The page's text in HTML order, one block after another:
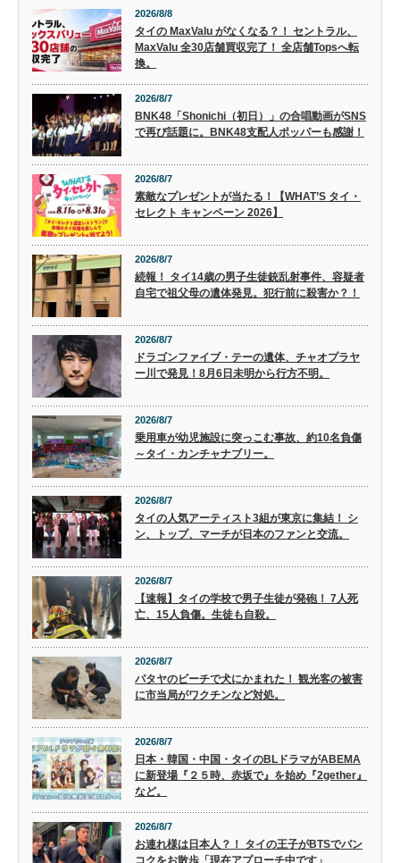
2026/8/8
タイの MaxValu がなくなる？！ セントラル、
MaxValu 全30店舗買収完了！ 全店舗Topsへ転
換。
2026/8/7
BNK48「Shonichi（初日）」の合唱動画がSNS
で再び話題に。BNK48支配人ポッパーも感謝！
2026/8/7
素敵なプレゼントが当たる！【WHAT’S タイ・
セレクト キャンペーン 2026】
2026/8/7
続報！ タイ14歳の男子生徒銃乱射事件、容疑者
自宅で祖父母の遺体発見。犯行前に殺害か？！
2026/8/7
ドラゴンファイブ・テーの遺体、チャオプラヤ
ー川で発見！8月6日未明から行方不明。
2026/8/7
乗用車が幼児施設に突っこむ事故、約10名負傷
～タイ・カンチャナブリー。
2026/8/7
タイの人気アーティスト3組が東京に集結！ シ
ン、トップ、マーチが日本のファンと交流。
2026/8/7
【速報】タイの学校で男子生徒が発砲！ 7人死
亡、15人負傷。生徒も自殺。
2026/8/7
パタヤのビーチで犬にかまれた！ 観光客の被害
に市当局がワクチンなど対処。
2026/8/7
日本・韓国・中国・タイのBLドラマがABEMA
に新登場『２５時、赤坂で』を始め『2gether』
など。
2026/8/7
お連れ様は日本人？！ タイの王子がBTSでバン